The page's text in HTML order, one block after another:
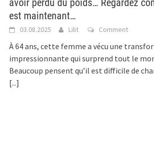
avoir perdu du poids… Regardez
est maintenant…
03.08.2025 Lilit Comment
À 64 ans, cette femme a vécu une
impressionnante qui surprend tout le
Beaucoup pensent qu’il est difficile de
[...]